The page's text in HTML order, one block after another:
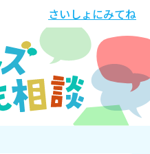
さいしょにみてね